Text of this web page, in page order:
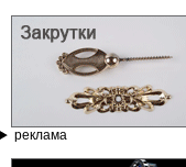
реклама
СТАНКИ ПО